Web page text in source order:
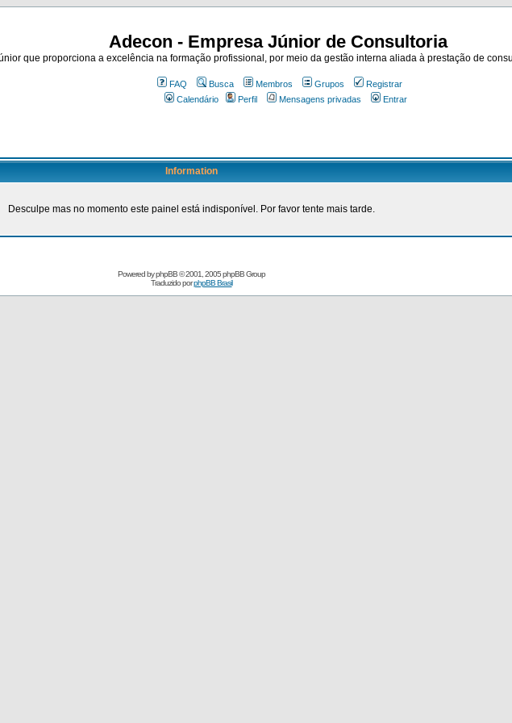
Adecon - Empresa Júnior de Consultoria
que proporciona a excelência na formação profissional, por meio da gestão interna aliada à prestação de
FAQ Busca Membros Grupos
Registrar
Calendário
Perfil Mensagens privadas Entrar
Information
Desculpe mas no momento este painel está indisponível. Por favor tente mais tarde.
Powered byphpBB© 2001, 2005 phpBB Group
Traduzido porphpBB Brasil